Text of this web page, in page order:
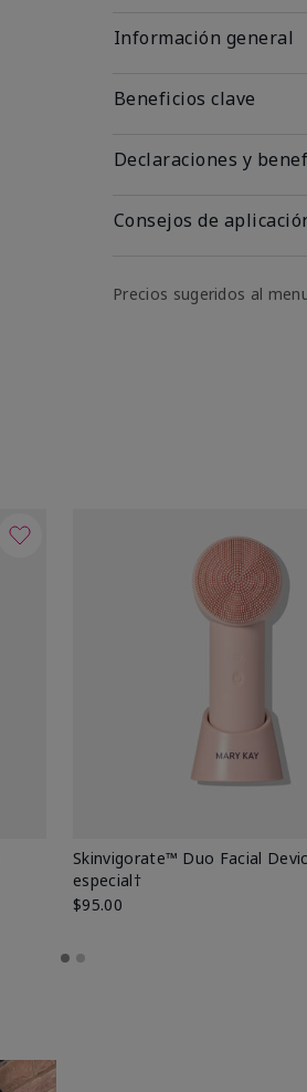
Información general
Beneficios clave
Declaraciones y
Consejos de
Precios sugeridos al
Skinvigorate™ Duo Facial
especial†
$95.00